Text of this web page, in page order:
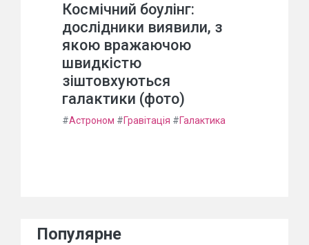
Космічний боулінг:
дослідники виявили, з
якою вражаючою
швидкістю
зіштовхуються
галактики (фото)
#Астроном #Гравітація #Галактика
Популярне